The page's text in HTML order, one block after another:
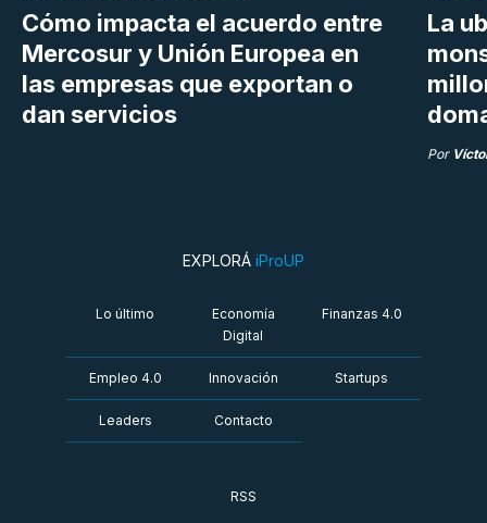
Cómo impacta el acuerdo entre
Mercosur y Unión Europea en
las empresas que exportan o
dan servicios
La
Por
EXPLORÁ iProUP
Lo último
Economía
Digital
Finanzas 4.0
Empleo 4.0 Innovación Startups
Leaders Contacto
RSS